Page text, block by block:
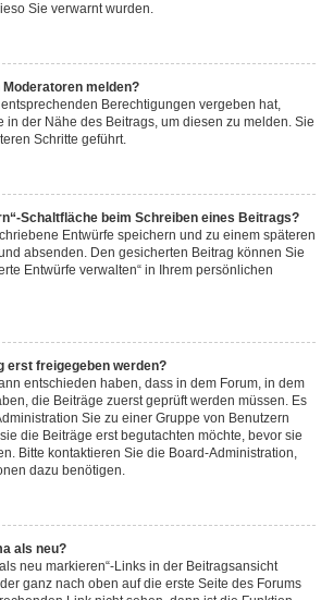
Sie verwarnt wurden.
melden?
Berechtigungen vergeben hat,
in der Nähe des Beitrags, um diesen zu melden. Sie
Schritte geführt.
Schaltfläche beim Schreiben eines Beitrags?
Entwürfe speichern und zu einem späteren
absenden. Den gesicherten Beitrag können Sie
Entwürfe verwalten“ in Ihrem persönlichen
erst freigegeben werden?
entschieden haben, dass in dem Forum, in dem
die Beiträge zuerst geprüft werden müssen. Es
Sie zu einer Gruppe von Benutzern
die Beiträge erst begutachten möchte, bevor sie
Bitte kontaktieren Sie die Board-Administration,
dazu benötigen.
als neu?
neu markieren“-Links in der Beitragsansicht
ganz nach oben auf die erste Seite des Forums